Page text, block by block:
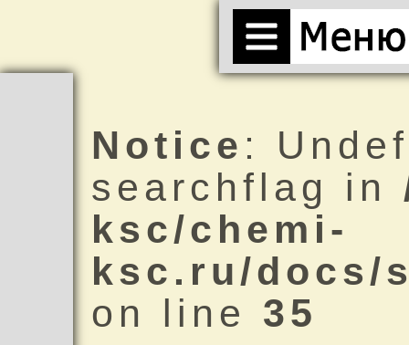
Notice :
searchflag in
ksc/chemi-
ksc.ru/docs/
on line 35